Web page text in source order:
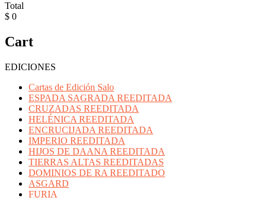
Total
$ 0
Cart
EDICIONES
Cartas de Edición Salo
ESPADA SAGRADA REEDITADA
CRUZADAS REEDITADA
HELÉNICA REEDITADA
ENCRUCIJADA REEDITADA
IMPERIO REEDITADA
HIJOS DE DAANA REEDITADA
TIERRAS ALTAS REEDITADAS
DOMINIOS DE RA REEDITADO
ASGARD
FURIA